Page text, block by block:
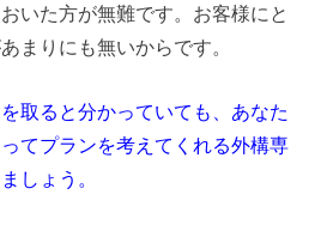
いた方が無難です。お客様にと
まりにも無いからです。
取ると分かっていても、あなた
てプランを考えてくれる外構専
しょう。